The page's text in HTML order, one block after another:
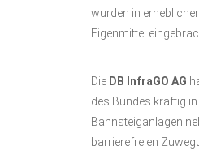
wurden in
Eigenmittel
Die DB InfraGO AG
des Bundes kräftig in
Bahnsteiganlagen
barrierefreien